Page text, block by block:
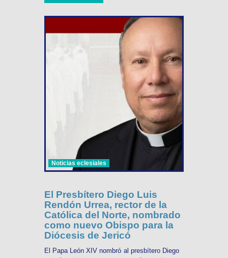
Noticias eclesiales
El Presbítero Diego Luis
Rendón Urrea, rector de la
Católica del Norte, nombrado
como nuevo Obispo para la
Diócesis de Jericó
El Papa León XIV nombró al presbítero Diego